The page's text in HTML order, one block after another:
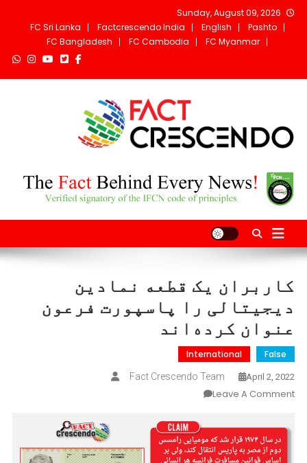
Skip
Sunday, August 09, 2026
Pashto
English
Factcrescendo India
FC Sri Lanka
FC Myanmar
FC Cambodia
FC Bangladesh
Fact Crescendo
Afghanistan
کاربران یک قطعه نمادین
دیجیتالی را پاسپورت فرعون
عنوان کرده‌اند
False
International
April 2, 2022
Fact Crescendo Team
Leave A Comment
یک
قطعه
نمادین